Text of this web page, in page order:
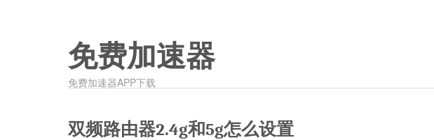
免费加速器
免费加速器APP下载
双频路由器2.4g和5g怎么设置